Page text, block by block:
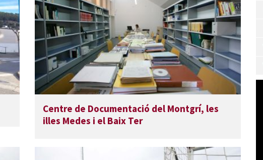
Centre de Documentació del Montgrí, les
illes Medes i el Baix Ter